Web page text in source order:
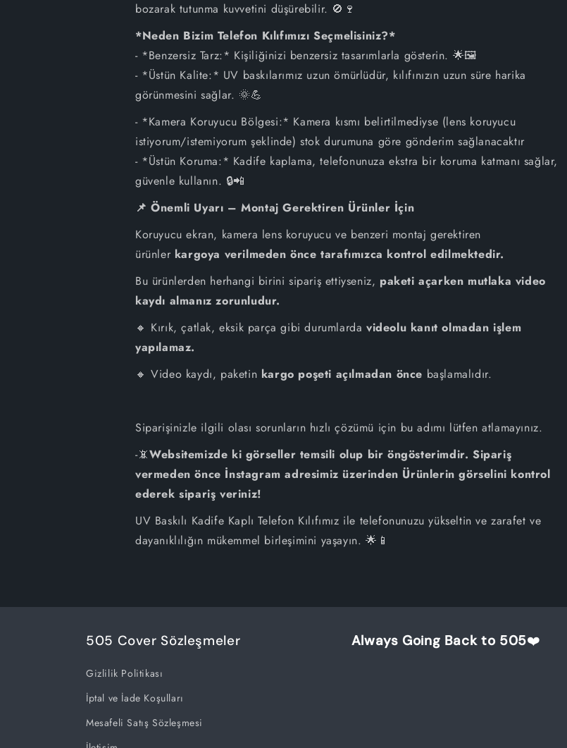
iPhone 12 Pro
iPhone 12
iPhone 11
iPhone XS Max
iPhone 8 Plus
iPhone 8
iPhone 7
iPhone 6
bozarak tutunma kuvvetini düşürebilir. 🚫🍷
*Neden Bizim Telefon Kılıfımızı Seçmelisiniz?*
- *Benzersiz Tarz:* Kişiliğinizi benzersiz tasarımlarla gösterin. 🌟🖼
- *Üstün Kalite:* UV baskılarımız uzun ömürlüdür, kılıfınızın uzun süre harika
görünmesini sağlar. 🌞💪
- *Kamera Koruyucu Bölgesi:* Kamera kısmı belirtilmediyse (lens koruyucu
istiyorum/istemiyorum şeklinde) stok durumuna göre gönderim sağlanacaktır
- *Üstün Koruma:* Kadife kaplama, telefonunuza ekstra bir koruma katmanı sağlar,
güvenle kullanın. 🔒📲
📌 Önemli Uyarı – Montaj Gerektiren Ürünler İçin
Koruyucu ekran, kamera lens koruyucu ve benzeri montaj gerektiren
ürünler kargoya verilmeden önce tarafımızca kontrol edilmektedir.
Bu ürünlerden herhangi birini sipariş ettiyseniz, paketi açarken mutlaka video
kaydı almanız zorunludur.
🔸 Kırık, çatlak, eksik parça gibi durumlardavideolu kanıt olmadan işlem
yapılamaz.
🔸 Video kaydı, paketin kargo poşeti açılmadan önce başlamalıdır.
Siparişinizle ilgili olası sorunların hızlı çözümü için bu adımı lütfen atlamayınız.
-📵Websitemizde ki görseller temsili olup bir öngösterimdir. Sipariş
vermeden önce İnstagram adresimiz üzerinden Ürünlerin görselini kontrol
ederek sipariş veriniz!
UV Baskılı Kadife Kaplı Telefon Kılıfımız ile telefonunuzu yükseltin ve zarafet ve
dayanıklılığın mükemmel birleşimini yaşayın. 🌟📱
505 Cover Sözleşmeler
Gizlilik Politikası
İptal ve İade Koşulları
Mesafeli Satış Sözleşmesi
Always Going Back to 505❤️